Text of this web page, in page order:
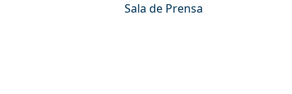
Sala de Prensa